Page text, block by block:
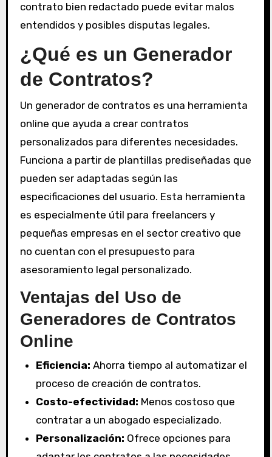
contrato bien redactado puede evitar malos
entendidos y posibles disputas legales.
¿Qué es un Generador
de Contratos?
Un generador de contratos es una herramienta
online que ayuda a crear contratos
personalizados para diferentes necesidades.
Funciona a partir de plantillas prediseñadas que
pueden ser adaptadas según las
especificaciones del usuario. Esta herramienta
es especialmente útil para freelancers y
pequeñas empresas en el sector creativo que
no cuentan con el presupuesto para
asesoramiento legal personalizado.
Ventajas del Uso de
Generadores de Contratos
Online
Eficiencia: Ahorra tiempo al automatizar el
proceso de creación de contratos.
Costo-efectividad: Menos costoso que
contratar a un abogado especializado.
Personalización: Ofrece opciones para